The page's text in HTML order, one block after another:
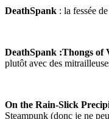
DeathSpank : la fessée
DeathSpank :Thongs of
plutôt avec des
On the Rain-Slick
Steampunk (donc je ne